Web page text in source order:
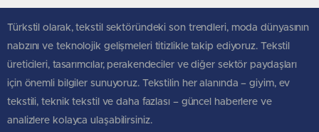
Türkstil olarak, tekstil sektöründeki son trendleri, moda dünyasının
nabzını ve teknolojik gelişmeleri titizlikle takip ediyoruz. Tekstil
üreticileri, tasarımcılar, perakendeciler ve diğer sektör paydaşları
için önemli bilgiler sunuyoruz. Tekstilin her alanında – giyim, ev
tekstili, teknik tekstil ve daha fazlası – güncel haberlere ve
analizlere kolayca ulaşabilirsiniz.